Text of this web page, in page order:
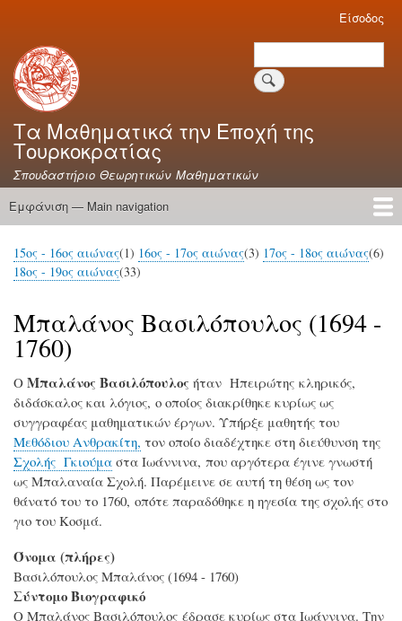
περιεχόμενο
account
menu
Είσοδος
Search
Site branding
Τα Μαθηματικά την Εποχή της
Τουρκοκρατίας
Σπουδαστήριο Θεωρητικών Μαθηματικών
Main
Εμφάνιση — Main navigation
Αρχική
Βιβλία
Συγγραφείς
Ακαδημαϊκά Άρθρα
Διατριβές
Γλωσσάριο
15ος - 16ος αιώνας(1) 16ος - 17ος αιώνας(3) 17ος - 18ος αιώνας(6)
18ος - 19ος αιώνας(33)
Μπαλάνος Bασιλόπουλος (1694 -
1760)
Ο Μπαλάνος Βασιλόπουλος ήταν Ηπειρώτης κληρικός,
διδάσκαλος και λόγιος, ο οποίος διακρίθηκε κυρίως ως
συγγραφέας μαθηματικών έργων. Υπήρξε μαθητής του
Μεθόδιου Ανθρακίτη, τον οποίο διαδέχτηκε στη διεύθυνση της
Σχολής Γκιούμα στα Ιωάννινα, που αργότερα έγινε γνωστή
ως Μπαλαναία Σχολή. Παρέμεινε σε αυτή τη θέση ως τον
θάνατό του το 1760, οπότε παραδόθηκε η ηγεσία της σχολής στο
γιο του Κοσμά.
Όνομα (πλήρες)
Βασιλόπουλος Μπαλάνος (1694 - 1760)
Σύντομο Βιογραφικό
Ο Μπαλάνος Βασιλόπουλος έδρασε κυρίως στα Ιωάννινα. Την